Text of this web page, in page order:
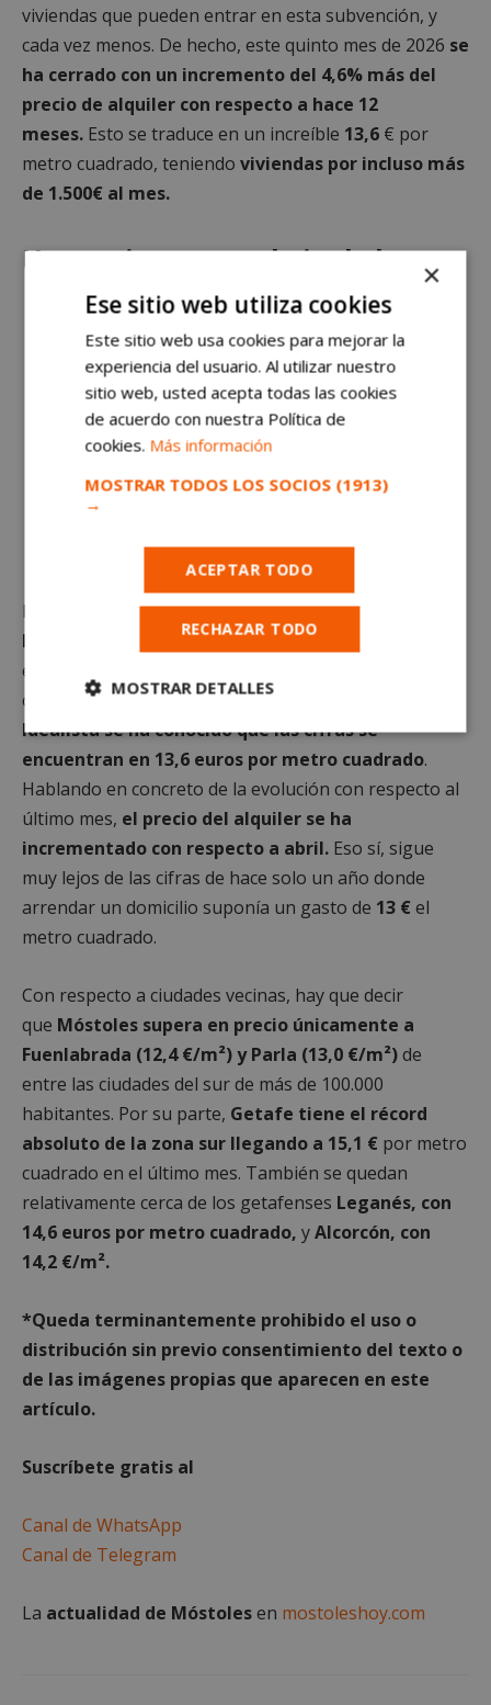
viviendas que pueden entrar en esta subvención, y
cada vez menos. De hecho, este quinto mes de 2026 se
ha cerrado con un incremento del 4,6% más del
precio de alquiler con respecto a hace 12
meses. Esto se traduce en un increíble 13,6 € por
metro cuadrado, teniendo viviendas por incluso más
de 1.500€ al mes.
Un precio que puede ir al alza
Hasta el pasado año 2025nunca se habían superado
los 13 euros por metro cuadrado. De hecho, fue en
el mes de mayo cuando se consiguió llegar a estas
cifras. Sin embargo, en el último estudio de
Idealista se ha conocido que las cifras se
encuentran en 13,6 euros por metro cuadrado.
Hablando en concreto de la evolución con respecto al
último mes, el precio del alquiler se ha
incrementado con respecto a abril. Eso sí, sigue
muy lejos de las cifras de hace solo un año donde
arrendar un domicilio suponía un gasto de 13 € el
metro cuadrado.
Con respecto a ciudades vecinas, hay que decir
que Móstoles supera en precio únicamente a
Fuenlabrada (12,4 €/m²) y Parla (13,0 €/m²)de
entre las ciudades del sur de más de 100.000
habitantes. Por su parte, Getafe tiene el récord
absoluto de la zona sur llegando a 15,1 € por metro
cuadrado en el último mes. También se quedan
relativamente cerca de los getafenses Leganés, con
14,6 euros por metro cuadrado, yAlcorcón, con
14,2 €/m².
*Queda terminantemente prohibido el uso o
distribución sin previo consentimiento del texto o
de las imágenes propias que aparecen en este
artículo.
Suscríbete gratis al
Canal de WhatsApp
Canal de Telegram
La actualidad de Móstolesen mostoleshoy.com
×
Ese sitio web utiliza cookies
Este sitio web usa cookies para mejorar la
experiencia del usuario. Al utilizar nuestro
sitio web, usted acepta todas las cookies
de acuerdo con nuestra Política de
cookies. Más información
MOSTRAR TODOS LOS SOCIOS (1913)
→
ACEPTAR TODO
RECHAZAR TODO
MOSTRAR DETALLES
Cookies
estrictamente
necesarias
Cookies de
rendimiento
Cookies de
preferencias
Cookies de
funcionalidad
Cookies estrictamente necesarias
Cookies de rendimiento
Cookies de preferencias
Cookies de funcionalidad
Cookies no clasificadas
inicio de sesión de usuario y la gestión de cuentas.
El sitio web no se puede utilizar correctamente sin
las cookies estrictamente necesarias.
Nombre
Proveedor /